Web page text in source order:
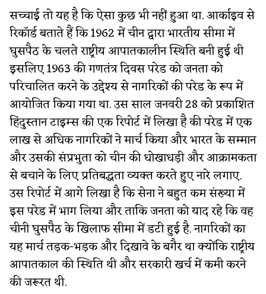
सच्चाई तो यह है कि ऐसा कुछ भी नहीं हुआ था. आर्काइव से
रिकॉर्ड बताते हैं कि 1962 में चीन द्वारा भारतीय सीमा में
घुसपैठ के चलते राष्ट्रीय आपातकालीन स्थिति बनी हुई थी
इसलिए 1963 की गणतंत्र दिवस परेड को जनता को
परिचालित करने के उद्देश्य से नागरिकों की परेड के रूप में
आयोजित किया गया था. उस साल जनवरी 28 को प्रकाशित
हिंदुस्तान टाइम्स की एक रिपोर्ट में लिखा है की परेड में एक
लाख से अधिक नागरिकों ने मार्च किया और भारत के सम्मान
और उसकी संप्रभुता को चीन की धोखाधड़ी और आक्रामकता
से बचाने के लिए प्रतिबद्धता व्यक्त करते हुए नारे लगाए.
उस रिपोर्ट में आगे लिखा है कि सेना ने बहुत कम संख्या में
इस परेड में भाग लिया और ताकि जनता को याद रहे कि वह
चीनी घुसपैठ के खिलाफ सीमा में डटी हुई है. नागरिकों का
यह मार्च तड़क-भड़क और दिखावे के बगैर था क्योंकि राष्ट्रीय
आपातकाल की स्थिति थी और सरकारी खर्च में कमी करने
की जरूरत थी.